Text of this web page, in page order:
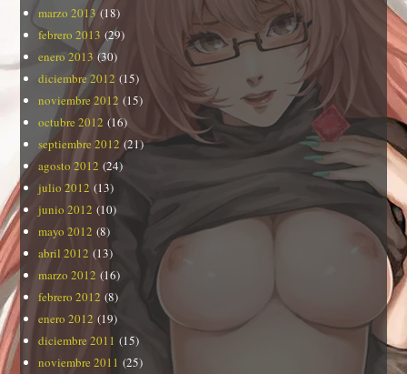
marzo 2013(18)
febrero 2013 (29)
enero 2013 (30)
diciembre 2012 (15)
noviembre 2012 (15)
octubre 2012 (16)
septiembre 2012 (21)
agosto 2012 (24)
julio 2012 (13)
junio 2012 (10)
mayo 2012 (8)
abril 2012 (13)
marzo 2012 (16)
febrero 2012 (8)
enero 2012 (19)
diciembre 2011 (15)
noviembre 2011 (25)